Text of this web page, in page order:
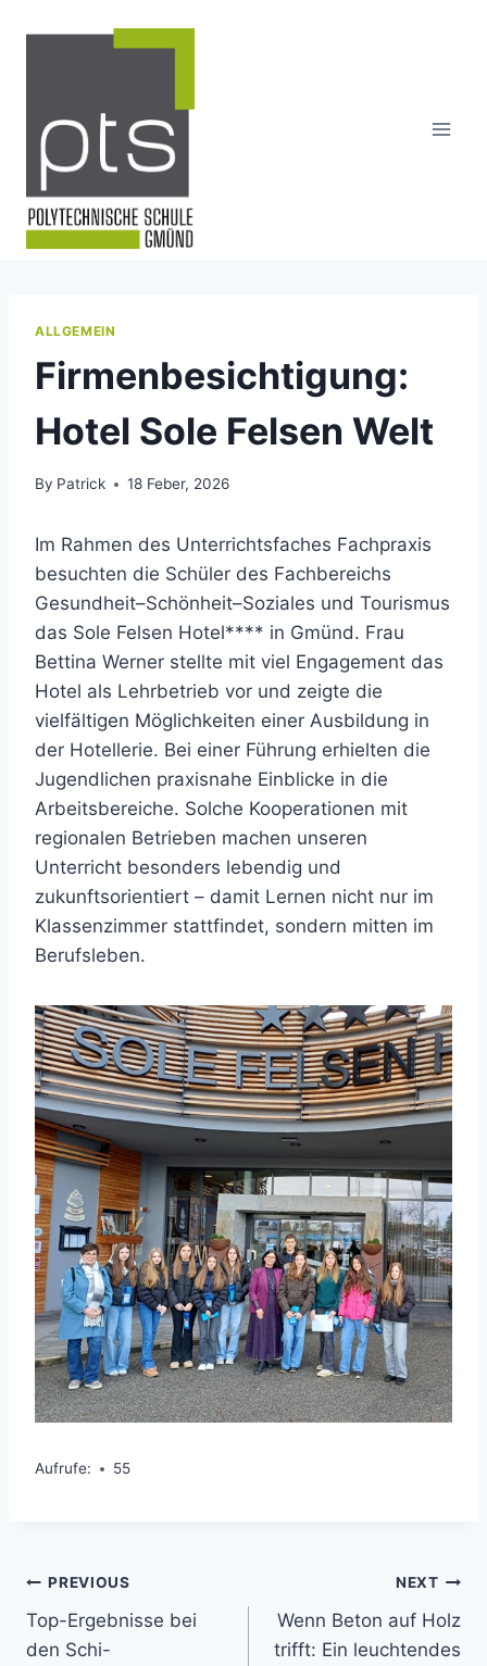
ALLGEMEIN
Firmenbesichtigung:
Hotel Sole Felsen Welt
By Patrick 18 Feber, 2026
Im Rahmen des Unterrichtsfaches Fachpraxis
besuchten die Schüler des Fachbereichs
Gesundheit–Schönheit–Soziales und Tourismus
das Sole Felsen Hotel**** in Gmünd. Frau
Bettina Werner stellte mit viel Engagement das
Hotel als Lehrbetrieb vor und zeigte die
vielfältigen Möglichkeiten einer Ausbildung in
der Hotellerie. Bei einer Führung erhielten die
Jugendlichen praxisnahe Einblicke in die
Arbeitsbereiche. Solche Kooperationen mit
regionalen Betrieben machen unseren
Unterricht besonders lebendig und
zukunftsorientiert – damit Lernen nicht nur im
Klassenzimmer stattfindet, sondern mitten im
Berufsleben.
Aufrufe: 55
Beitragsnavigation
PREVIOUS
Top-Ergebnisse bei
den Schi-
NEXT
Wenn Beton auf Holz
trifft: Ein leuchtendes